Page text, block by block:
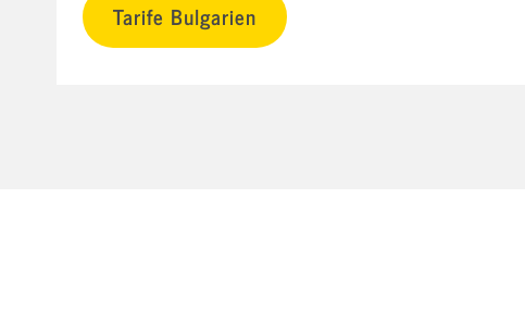
Tarife Bulgarien